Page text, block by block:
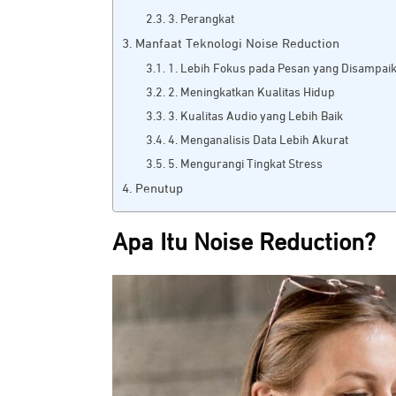
3. Perangkat
Manfaat Teknologi Noise Reduction
1. Lebih Fokus pada Pesan yang
2. Meningkatkan Kualitas Hidup
3. Kualitas Audio yang Lebih Baik
4. Menganalisis Data Lebih Akurat
5. Mengurangi Tingkat Stress
Penutup
Apa Itu Noise Reduction?